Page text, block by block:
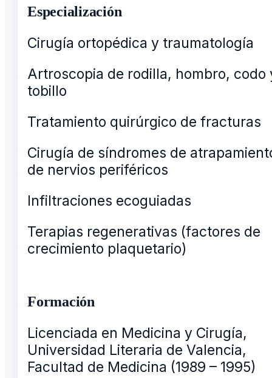
Especialización
Cirugía ortopédica y traumatología
Artroscopia de rodilla, hombro, codo
tobillo
Tratamiento quirúrgico de fracturas
Cirugía de síndromes de
de nervios periféricos
Infiltraciones ecoguiadas
Terapias regenerativas (factores de
crecimiento plaquetario)
Formación
Licenciada en Medicina y Cirugía,
Universidad Literaria de Valencia,
Facultad de Medicina (1989 – 1995)